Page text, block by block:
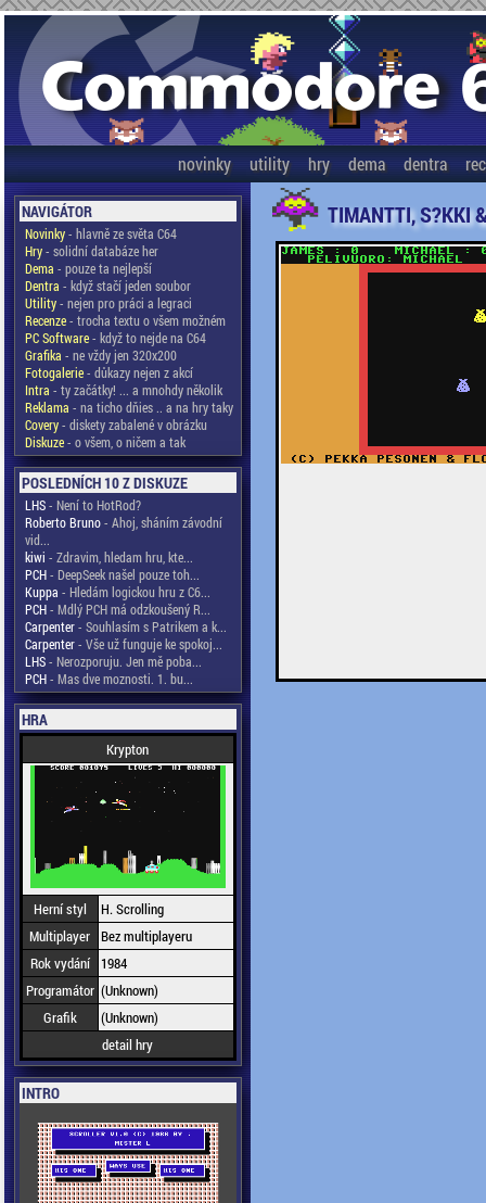
novinky utility hry dema dentra
NAVIGÁTOR
Novinky- hlavně ze světa C64
Hry- solidní databáze her
Dema - pouze ta nejlepší
Dentra - když stačí jeden soubor
Utility- nejen pro práci a legraci
Recenze- trocha textu o všem možném
PC Software- když to nejde na C64
Grafika - ne vždy jen 320x200
Fotogalerie- důkazy nejen z akcí
Intra - ty začátky! ... a mnohdy několik
Reklama - na ticho dňies .. a na hry taky
Covery- diskety zabalené v obrázku
Diskuze- o všem, o ničem a tak
POSLEDNÍCH 10 Z DISKUZE
LHS- Není to HotRod?
Roberto Bruno- Ahoj, sháním závodní
vid...
kiwi - Zdravim, hledam hru, kte...
PCH- DeepSeek našel pouze toh...
Kuppa - Hledám logickou hru z C6...
PCH- Mdlý PCH má odzkoušený R...
Carpenter- Souhlasím s Patrikem a k...
Carpenter- Vše už funguje ke spokoj...
LHS- Nerozporuju. Jen mě poba...
PCH- Mas dve moznosti. 1. bu...
HRA
Krypton
Herní styl
H. Scrolling
Multiplayer Bez multiplayeru
Rok vydání
1984
Programátor (Unknown)
Grafik
(Unknown)
detail hry
INTRO
TIMANTTI, S?KKI